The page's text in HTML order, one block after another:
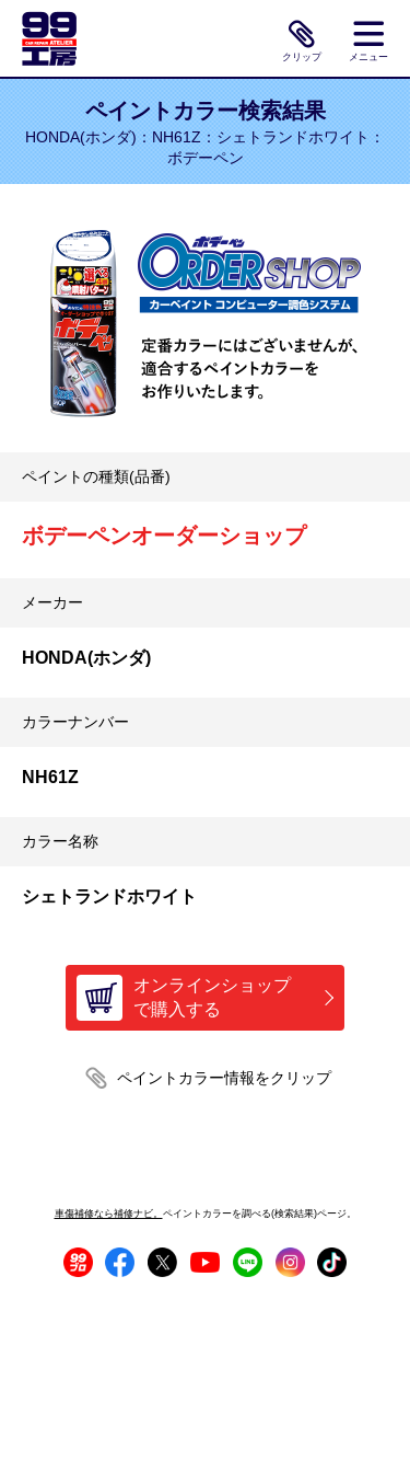
クリップ メニュー
ペイントカラー検索結果
HONDA(ホンダ)：NH61Z：シェトランドホワイト：
ボデーペン
ペイントの種類(品番)
ボデーペンオーダーショップ
メーカー
HONDA(ホンダ)
カラーナンバー
NH61Z
カラー名称
シェトランドホワイト
オンラインショップ
で購入する
車傷補修なら補修ナビ。 ペイントカラーを調べる(検索結果)ページ。